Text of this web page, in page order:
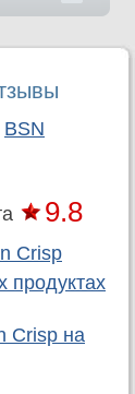
BSN
9.8
Crisp
продуктах
Crisp на